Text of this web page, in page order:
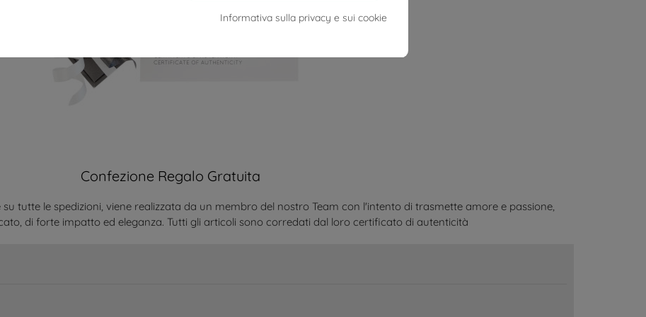
Confezione Regalo Gratuita
tutte le spedizioni, viene realizzata da un membro del nostro Team con l'intento di trasmette amore e passione,
di forte impatto ed eleganza. Tutti gli articoli sono corredati dal loro certificato di autenticità
Informativa sulla privacy e sui cookie